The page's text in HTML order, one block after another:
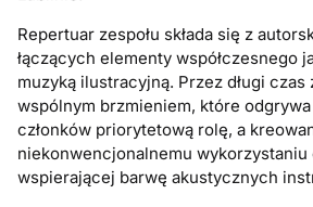
Repertuar zespołu składa się z
łączących elementy współczesnego
muzyką ilustracyjną. Przez długi czas
wspólnym brzmieniem, które
członków priorytetową rolę, a
niekonwencjonalnemu
wspierającej barwę akustycznych